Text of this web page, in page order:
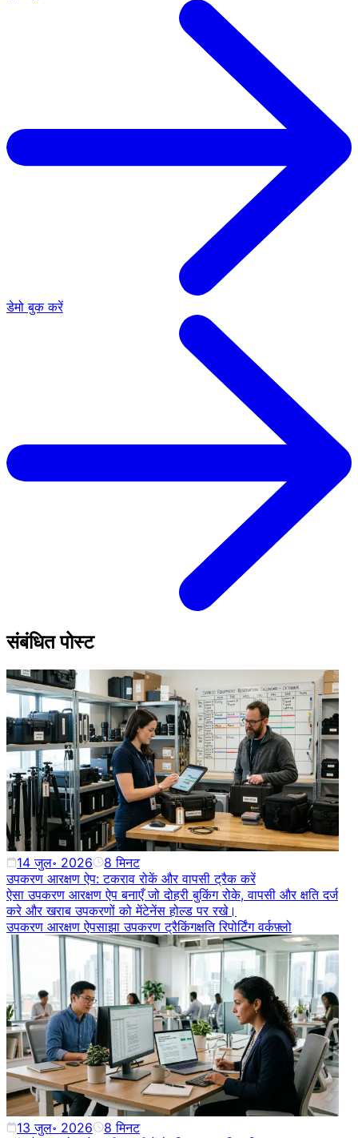
डेमो बुक करें
संबंधित पोस्ट
14 जुल॰ 2026 8 मिनट
उपकरण आरक्षण ऐप: टकराव रोकें और वापसी ट्रैक करें
ऐसा उपकरण आरक्षण ऐप बनाएँ जो दोहरी बुकिंग रोके, वापसी और क्षति दर्ज
करे और खराब उपकरणों को मेंटेनेंस होल्ड पर रखे।
उपकरण आरक्षण ऐपसाझा उपकरण ट्रैकिंगक्षति रिपोर्टिंग वर्कफ़्लो
13 जुल॰ 2026 8 मिनट